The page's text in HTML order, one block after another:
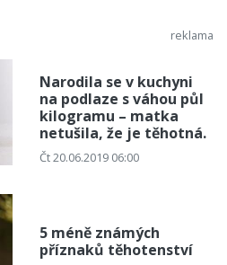
Narodila se v kuchyni
na podlaze s váhou půl
kilogramu – matka
netušila, že je těhotná.
Čt 20.06.2019 06:00
5 méně známých
příznaků těhotenství